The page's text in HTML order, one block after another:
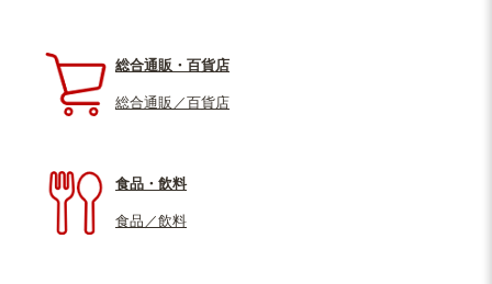
総合通販・百貨店
総合通販／百貨店
食品・飲料
食品／飲料